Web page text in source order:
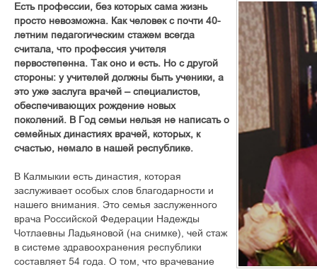
Есть профессии, без которых сама жизнь
просто невозможна. Как человек с почти 40-
летним педагогическим стажем всегда
считала, что профессия учителя
первостепенна. Так оно и есть. Но с другой
стороны: у учителей должны быть ученики, а
это уже заслуга врачей – специалистов,
обеспечивающих рождение новых
поколений. В Год семьи нельзя не написать о
семейных династиях врачей, которых, к
счастью, немало в нашей республике.
В Калмыкии есть династия, которая
заслуживает особых слов благодарности и
нашего внимания. Это семья заслуженного
врача Российской Федерации Надежды
Чотлаевны Ладьяновой (на снимке), чей стаж
в системе здравоохранения республики
составляет 54 года. О том, что врачевание